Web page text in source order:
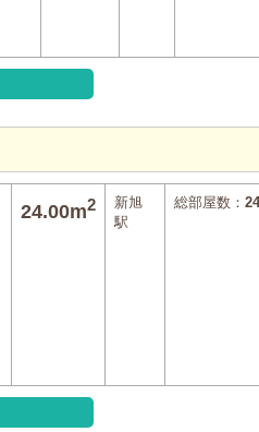
24.00m2
新旭
駅
総部屋数： 24